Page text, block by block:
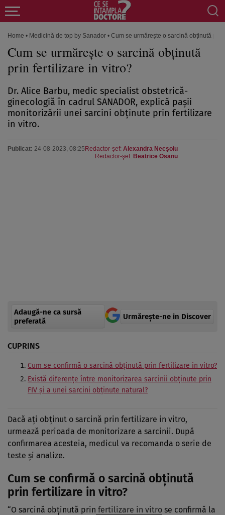
Home • Medicină de top by Sanador • Cum se urmărește o sarcină obținută
Cum se urmărește o sarcină obținută
prin fertilizare in vitro?
Dr. Alice Barbu, medic specialist obstetrică-
ginecologiă în cadrul SANADOR, explică pașii
monitorizării unei sarcini obținute prin fertilizare
in vitro.
Publicat: 24-08-2023, 08:25 Redactor-șef: Alexandra Necșoiu
Redactor-şef: Beatrice Osanu
Adaugă-ne ca sursă
preferată
Urmărește-ne in Discover
CUPRINS
Cum se confirmă o sarcină obținută prin fertilizare in vitro?
Există diferențe între monitorizarea sarcinii obținute prin
FIV și a unei sarcini obținute natural?
Dacă ați obținut o sarcină prin fertilizare in vitro,
urmează perioada de monitorizare a sarcinii. După
confirmarea acesteia, medicul va recomanda o serie de
teste și analize.
Cum se confirmă o sarcină obținută
prin fertilizare in vitro?
“O sarcină obținută prin fertilizare in vitro se confirmă la